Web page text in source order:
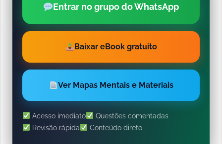
Entrar no grupo do WhatsApp
Baixar eBook gratuito
Ver Mapas Mentais e Materiais
Acesso imediato
Questões comentadas
Revisão rápida
Conteúdo direto